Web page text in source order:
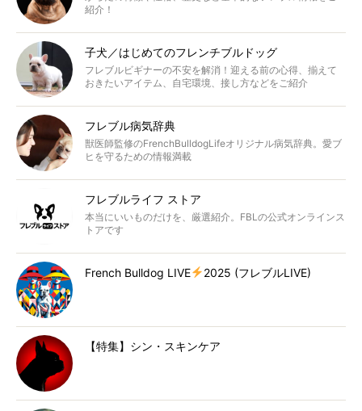
紹介！
子犬／はじめてのフレンチブルドッグ
フレブルビギナーの不安を解消！迎える前の心得、揃えて
おきたいアイテム、自宅環境、接し方などをご紹介
フレブル病気辞典
獣医師監修のFrenchBulldogLifeオリジナル病気辞典。愛ブ
ヒを守るための情報満載
フレブルライフ ストア
本当にいいものだけを、厳選紹介。FBLの公式オンラインス
トアです
French Bulldog LIVE 2025 (フレブルLIVE)
【特集】シン・スキンケア